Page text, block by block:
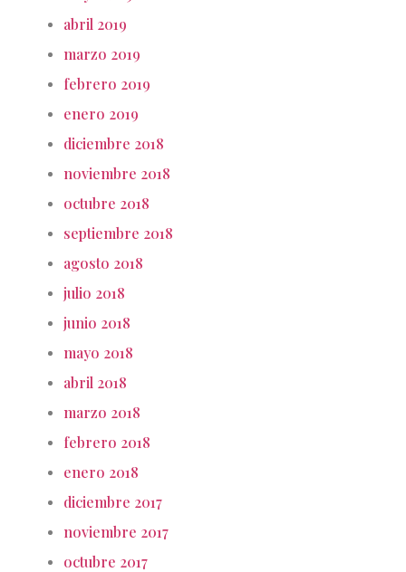
abril 2019
marzo 2019
febrero 2019
enero 2019
diciembre 2018
noviembre 2018
octubre 2018
septiembre 2018
agosto 2018
julio 2018
junio 2018
mayo 2018
abril 2018
marzo 2018
febrero 2018
enero 2018
diciembre 2017
noviembre 2017
octubre 2017